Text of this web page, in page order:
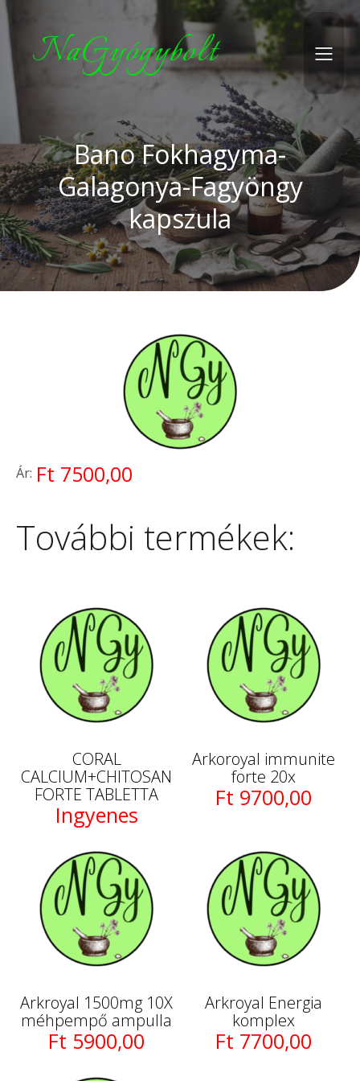
NaGyógybolt
Bano Fokhagyma-
Galagonya-Fagyöngy
kapszula
Ár: Ft 7500,00
További termékek:
CORAL
CALCIUM+CHITOSAN
FORTE TABLETTA
Ingyenes
Arkoroyal immunite
forte 20x
Ft 9700,00
Arkroyal 1500mg 10X
méhpempő ampulla
Ft 5900,00
Arkroyal Energia
komplex
Ft 7700,00